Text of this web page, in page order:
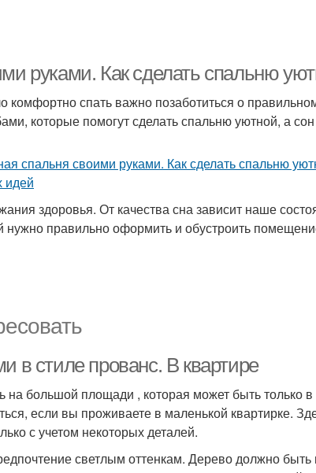
руками. Как сделать спальню
комфортно спать важно позаботиться о
которые помогут сделать спальню уютной, а
здоровья. От качества сна зависит наше
нужно правильно оформить и обустроить
в стиле прованс. В квартире
на большой площади , которая может быть только
если вы проживаете в маленькой квартирке.
с учетом некоторых деталей.
светлым оттенкам. Дерево должно